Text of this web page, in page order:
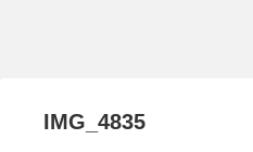
IMG_4835